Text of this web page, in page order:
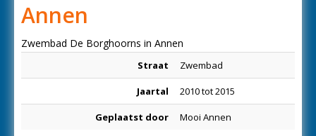
Annen
Zwembad De Borghoorns in Annen
Straat Zwembad
Jaartal 2010 tot 2015
Geplaatst door Mooi Annen